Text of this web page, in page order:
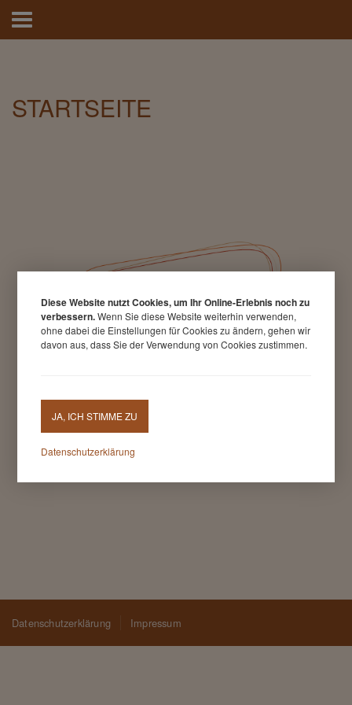
Inhalt
Hauptmenü
STARTSEITE
Datenschutzerklärung Impressum
Diese Website nutzt Cookies, um Ihr Online-Erlebnis noch zu
verbessern.Wenn Sie diese Website weiterhin verwenden,
ohne dabei die Einstellungen für Cookies zu ändern, gehen wir
davon aus, dass Sie der Verwendung von Cookies zustimmen.
JA, ICH STIMME ZU
Datenschutzerklärung